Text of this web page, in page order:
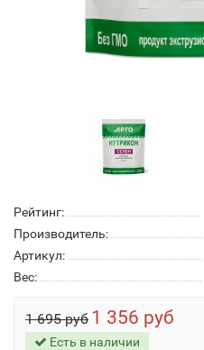
Рейтинг:
Производитель:
Артикул:
Вес:
1 695 руб 1 356 руб
Есть в наличии